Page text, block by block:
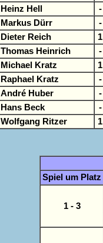
Heinz Hell -
Markus Dürr -
Dieter Reich 1
Thomas Heinrich -
Michael Kratz 1
Raphael Kratz -
André Huber -
Hans Beck -
Wolfgang Ritzer 1
Spiel um Platz
1 - 3